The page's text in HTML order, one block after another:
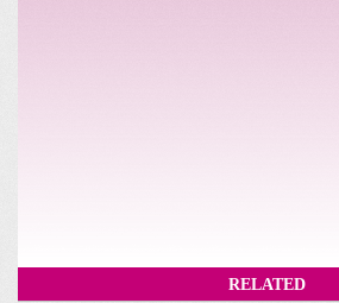
RELATED